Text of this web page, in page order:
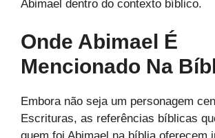
Abimael dentro do contexto bíblico.
Onde Abimael É
Mencionado Na
Embora não seja um personagem
Escrituras, as referências bíblicas